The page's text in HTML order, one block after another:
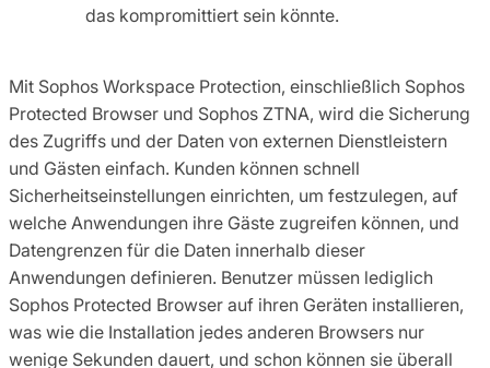
das kompromittiert sein könnte.
Mit Sophos Workspace Protection, einschließlich Sophos
Protected Browser und Sophos ZTNA, wird die Sicherung
des Zugriffs und der Daten von externen Dienstleistern
und Gästen einfach. Kunden können schnell
Sicherheitseinstellungen einrichten, um festzulegen, auf
welche Anwendungen ihre Gäste zugreifen können, und
Datengrenzen für die Daten innerhalb dieser
Anwendungen definieren. Benutzer müssen lediglich
Sophos Protected Browser auf ihren Geräten installieren,
was wie die Installation jedes anderen Browsers nur
wenige Sekunden dauert, und schon können sie überall